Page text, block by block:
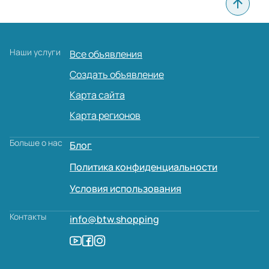
Наши услуги
Все объявления
Создать объявление
Карта сайта
Карта регионов
Больше о нас
Блог
Политика конфиденциальности
Условия использования
Контакты info@btw.shopping